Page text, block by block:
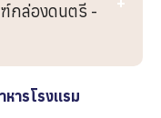
กล่องดนตรี -
ารโรงเเรม